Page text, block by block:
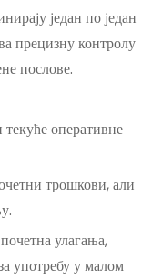
један по један
прецизну контролу
послове.
оперативне
трошкови, али
улагања,
употребу у малом